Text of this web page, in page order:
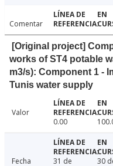
Comentar
[Original project]
works of ST4 potable
m3/s): Component 1 -
Tunis water supply
Valor
0.00
Fecha
31 de
30